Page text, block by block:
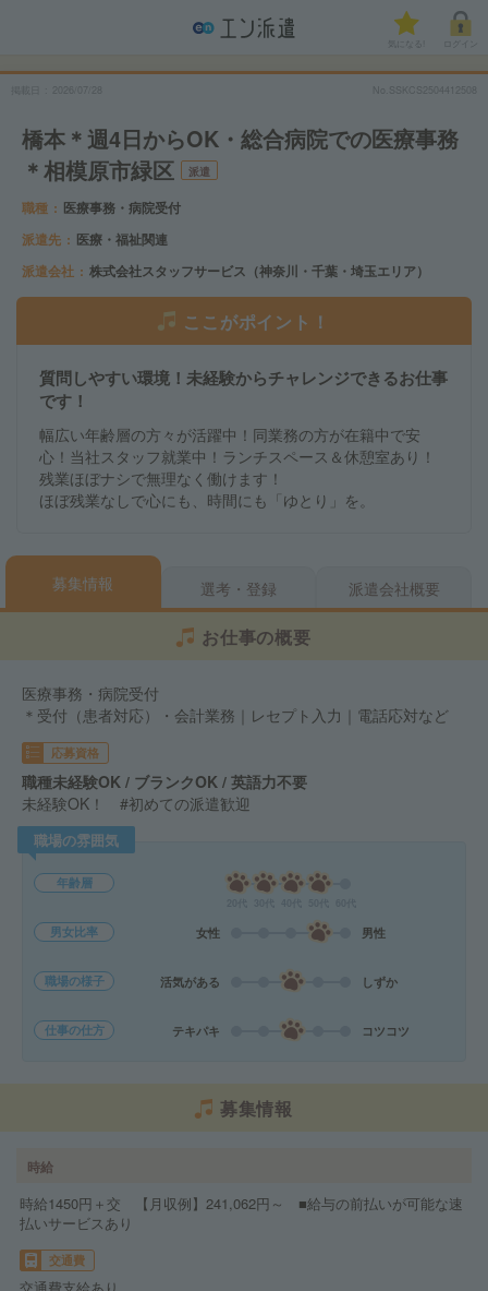
気になる!
No.SSKCS2504412508
橋本＊週4日からOK・総合病院での医療事務
＊相模原市緑区
派遣
職種
医療事務・病院受付
派遣先
医療・福祉関連
派遣会社
株式会社スタッフサービス（神奈川・千葉・埼玉エリア）
ここがポイント！
質問しやすい環境！未経験からチャレンジできるお仕事
です！
幅広い年齢層の方々が活躍中！同業務の方が在籍中で安
心！当社スタッフ就業中！ランチスペース＆休憩室あり！
残業ほぼナシで無理なく働けます！
ほぼ残業なしで心にも、時間にも「ゆとり」を。
募集情報 選考・登録 派遣会社概要
お仕事の概要
医療事務・病院受付
＊受付（患者対応）・会計業務｜レセプト入力｜電話応対など
応募資格
職種未経験OK / ブランクOK / 英語力不要
未経験OK！ #初めての派遣歓迎
職場の雰囲気
年齢層
男女比率 女性 男性
職場の様子 活気がある しずか
仕事の仕方 テキパキ コツコツ
募集情報
時給
時給1450円＋交 【月収例】241,062円～ ■給与の前払いが可能な速
払いサービスあり
交通費